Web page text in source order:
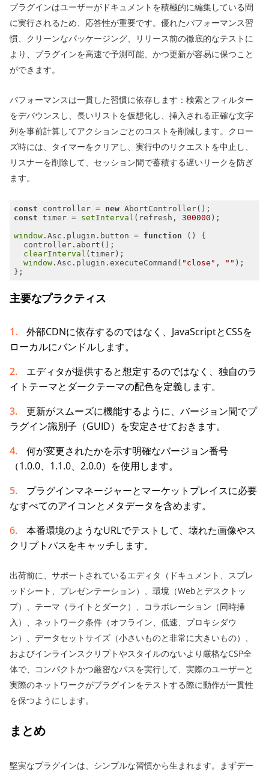
プラグインはユーザーがドキュメントを積極的に編集している間
に実行されるため、応答性が重要です。優れたパフォーマンス習
慣、クリーンなパッケージング、リリース前の徹底的なテストに
より、プラグインを高速で予測可能、かつ更新が容易に保つこと
ができます。
パフォーマンスは一貫した習慣に依存します：検索とフィルター
をデバウンスし、長いリストを仮想化し、挿入される正確な文字
列を事前計算してアクションごとのコストを削減します。クロー
ズ時には、タイマーをクリアし、実行中のリクエストを中止し、
リスナーを削除して、セッション間で蓄積する遅いリークを防ぎ
ます。
const controller = new
const timer = setInterval (refresh, 300000
window.Asc.plugin.button = function ( )
clearInterval
window.Asc.plugin.executeCommand( "close" , ""
};
主要なプラクティス
外部CDNに依存するのではなく、JavaScriptとCSSを
ローカルにバンドルします。
エディタが提供すると想定するのではなく、独自のラ
イトテーマとダークテーマの配色を定義します。
更新がスムーズに機能するように、バージョン間でプ
ラグイン識別子（GUID）を安定させておきます。
何が変更されたかを示す明確なバージョン番号
（1.0.0、1.1.0、2.0.0）を使用します。
プラグインマネージャーとマーケットプレイスに必要
なすべてのアイコンとメタデータを含めます。
本番環境のようなURLでテストして、壊れた画像やス
クリプトパスをキャッチします。
出荷前に、サポートされているエディタ（ドキュメント、スプレ
ッドシート、プレゼンテーション）、環境（Webとデスクトッ
プ）、テーマ（ライトとダーク）、コラボレーション（同時挿
入）、ネットワーク条件（オフライン、低速、プロキシダウ
ン）、データセットサイズ（小さいものと非常に大きいもの）、
およびインラインスクリプトやスタイルのないより厳格なCSP全
体で、コンパクトかつ厳密なパスを実行して、実際のユーザーと
実際のネットワークがプラグインをテストする際に動作が一貫性
を保つようにします。
まとめ
堅実なプラグインは、シンプルな習慣から生まれます。まずデー